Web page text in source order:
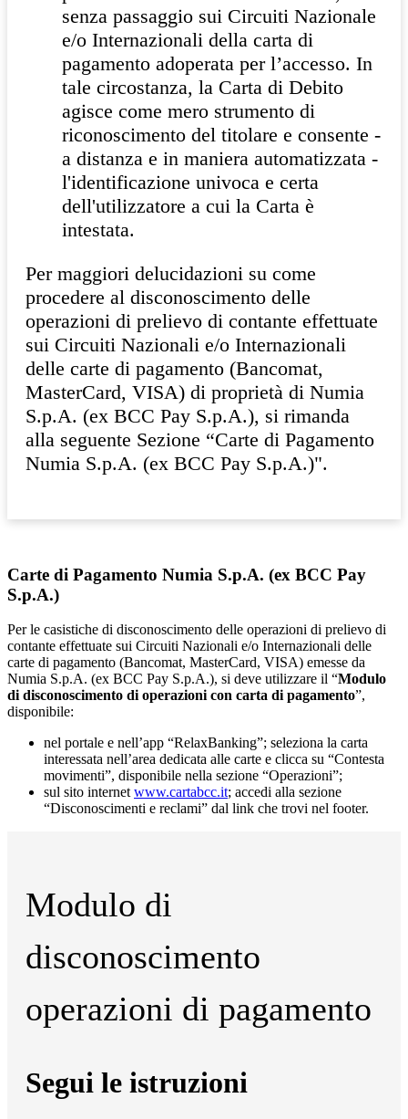
senza passaggio sui Circuiti Nazionale
e/o Internazionali della carta di
pagamento adoperata per l’accesso. In
tale circostanza, la Carta di Debito
agisce come mero strumento di
riconoscimento del titolare e consente -
a distanza e in maniera automatizzata -
l'identificazione univoca e certa
dell'utilizzatore a cui la Carta è
intestata.
Per maggiori delucidazioni su come
procedere al disconoscimento delle
operazioni di prelievo di contante effettuate
sui Circuiti Nazionali e/o Internazionali
delle carte di pagamento (Bancomat,
MasterCard, VISA) di proprietà di Numia
S.p.A. (ex BCC Pay S.p.A.), si rimanda
alla seguente Sezione “Carte di Pagamento
Numia S.p.A. (ex BCC Pay S.p.A.)".
Carte di Pagamento Numia S.p.A. (ex BCC Pay
S.p.A.)
Per le casistiche di disconoscimento delle operazioni di prelievo di
contante effettuate sui Circuiti Nazionali e/o Internazionali delle
carte di pagamento (Bancomat, MasterCard, VISA) emesse da
Numia S.p.A. (ex BCC Pay S.p.A.), si deve utilizzare il “Modulo
di disconoscimento di operazioni con carta di pagamento”,
disponibile:
nel portale e nell’app “RelaxBanking”; seleziona la carta
interessata nell’area dedicata alle carte e clicca su “Contesta
movimenti”, disponibile nella sezione “Operazioni”;
sul sito internetwww.cartabcc.it; accedi alla sezione
“Disconoscimenti e reclami” dal link che trovi nel footer.
Modulo di
disconoscimento
operazioni di pagamento
Segui le istruzioni